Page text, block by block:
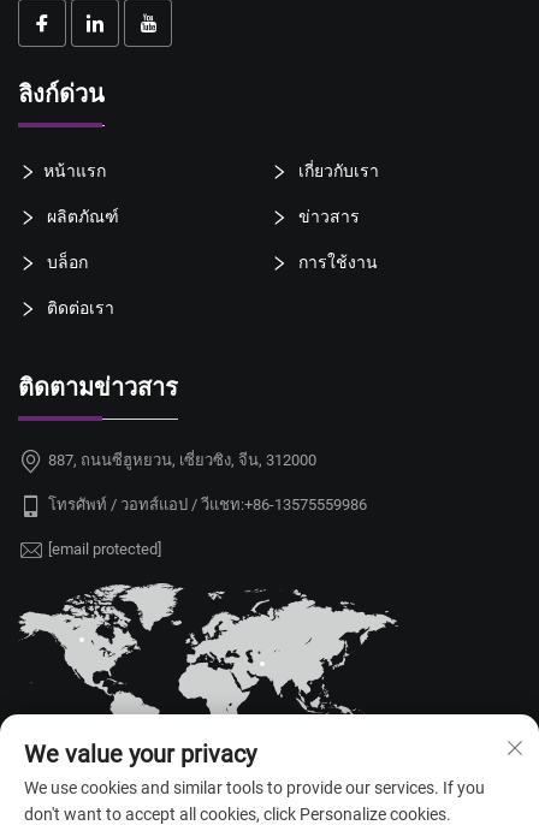
ลิงก์ด่วน
หน้าแรก เกี่ยวกับเรา
ผลิตภัณฑ์ ข่าวสาร
บล็อก การใช้งาน
ติดต่อเรา
ติดตามข่าวสาร
887, ถนนซีฮูหยวน, เซี่ยวซิง, จีน, 312000
โทรศัพท์ / วอทส์แอป / วีแชท:+86-13575559986
[email protected]
We value your privacy
We use cookies and similar tools to provide our services. If you
don't want to accept all cookies, click Personalize cookies.